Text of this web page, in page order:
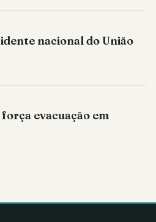
nacional do União
evacuação em